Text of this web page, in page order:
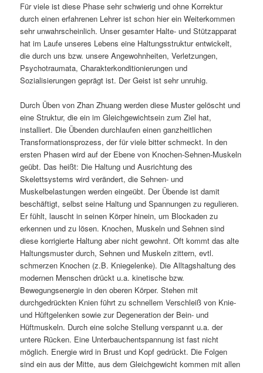
Für viele ist diese Phase sehr schwierig und ohne Korrektur
durch einen erfahrenen Lehrer ist schon hier ein Weiterkommen
sehr unwahrscheinlich. Unser gesamter Halte- und Stützapparat
hat im Laufe unseres Lebens eine Haltungsstruktur entwickelt,
die durch uns bzw. unsere Angewohnheiten, Verletzungen,
Psychotraumata, Charakterkonditionierungen und
Sozialisierungen geprägt ist. Der Geist ist sehr unruhig.
Durch Üben von Zhan Zhuang werden diese Muster gelöscht und
eine Struktur, die ein im Gleichgewichtsein zum Ziel hat,
installiert. Die Übenden durchlaufen einen ganzheitlichen
Transformationsprozess, der für viele bitter schmeckt. In den
ersten Phasen wird auf der Ebene von Knochen-Sehnen-Muskeln
geübt. Das heißt: Die Haltung und Ausrichtung des
Skelettsystems wird verändert, die Sehnen- und
Muskelbelastungen werden eingeübt. Der Übende ist damit
beschäftigt, selbst seine Haltung und Spannungen zu regulieren.
Er fühlt, lauscht in seinen Körper hinein, um Blockaden zu
erkennen und zu lösen. Knochen, Muskeln und Sehnen sind
diese korrigierte Haltung aber nicht gewohnt. Oft kommt das alte
Haltungsmuster durch, Sehnen und Muskeln zittern, evtl.
schmerzen Knochen (z.B. Kniegelenke). Die Alltagshaltung des
modernen Menschen drückt u.a. kinetische bzw.
Bewegungsenergie in den oberen Körper. Stehen mit
durchgedrückten Knien führt zu schnellem Verschleiß von Knie-
und Hüftgelenken sowie zur Degeneration der Bein- und
Hüftmuskeln. Durch eine solche Stellung verspannt u.a. der
untere Rücken. Eine Unterbauchentspannung ist fast nicht
möglich. Energie wird in Brust und Kopf gedrückt. Die Folgen
sind ein aus der Mitte, aus dem Gleichgewicht kommen mit allen